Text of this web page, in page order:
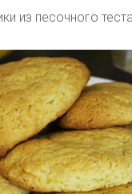
из песочного теста